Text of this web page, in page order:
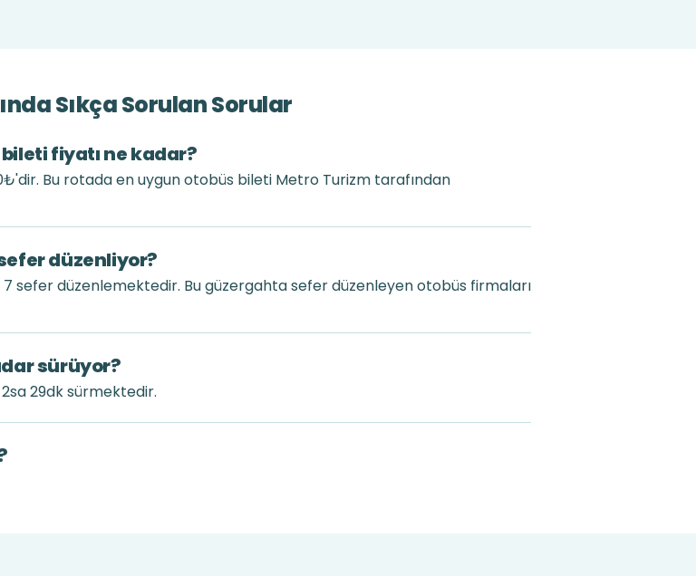
Sıkça Sorulan Sorular
fiyatı ne kadar?
Bu rotada en uygun otobüs bileti Metro Turizm tarafından
düzenliyor?
sefer düzenlemektedir. Bu güzergahta sefer düzenleyen otobüs firmaları
sürüyor?
29dk sürmektedir.